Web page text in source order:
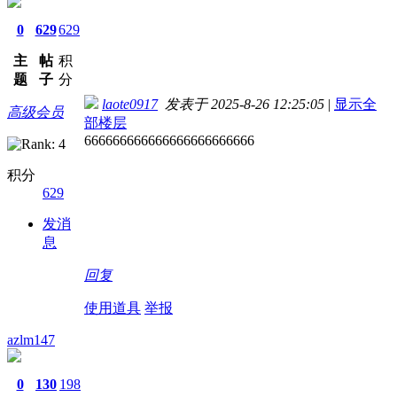
0
主
题
629
帖
子
629
积
分
高级会员
积分
629
发消
息
laote0917发表于 2025-8-26 12:25:05 | 显示全
部楼层
666666666666666666666666
回复
使用道具 举报
azlm147
0 130 198